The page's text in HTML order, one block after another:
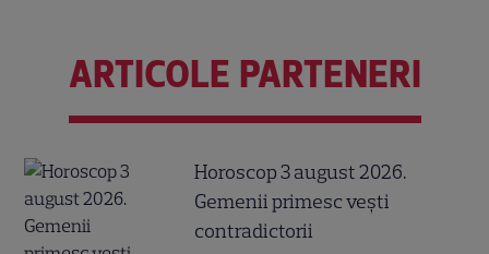
ARTICOLE PARTENERI
Horoscop 3 august 2026.
Gemenii primesc vești
contradictorii